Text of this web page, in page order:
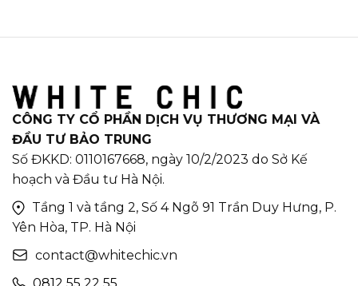
CÔNG TY CỔ PHẦN DỊCH VỤ THƯƠNG MẠI VÀ
ĐẦU TƯ BẢO TRUNG
Số ĐKKD: 0110167668, ngày 10/2/2023 do Sở Kế
hoạch và Đầu tư Hà Nội.
Tầng 1 và tầng 2, Số 4 Ngõ 91 Trần Duy Hưng, P.
Yên Hòa, TP. Hà Nội
contact@whitechic.vn
0812 55 22 55